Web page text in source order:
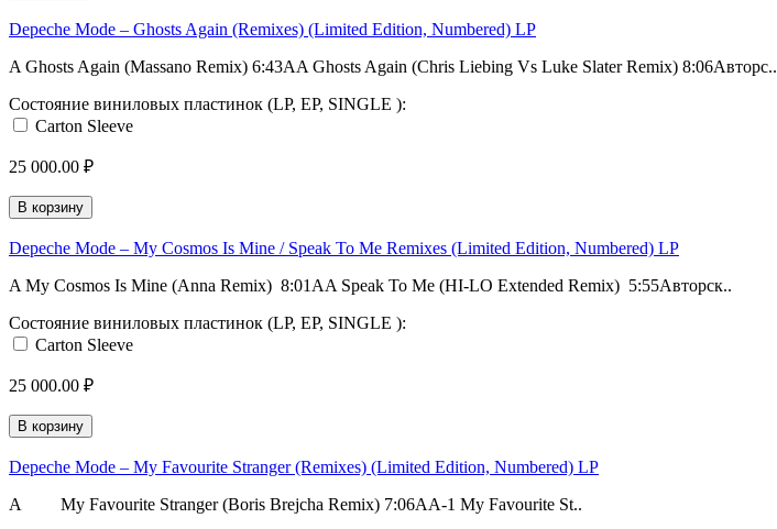
Depeche Mode – Ghosts Again (Remixes) (Limited Edition, Numbered) LP
A Ghosts Again (Massano Remix) 6:43AA Ghosts Again (Chris Liebing Vs Luke Slater Remix) 8:06Авторс..
Состояние виниловых пластинок (LP, EP, SINGLE ):
Carton Sleeve
25 000.00 ₽
В корзину
Depeche Mode – My Cosmos Is Mine / Speak To Me Remixes (Limited Edition, Numbered) LP
A My Cosmos Is Mine (Anna Remix) 8:01AA Speak To Me (HI-LO Extended Remix) 5:55Авторск..
Состояние виниловых пластинок (LP, EP, SINGLE ):
Carton Sleeve
25 000.00 ₽
В корзину
Depeche Mode – My Favourite Stranger (Remixes) (Limited Edition, Numbered) LP
A My Favourite Stranger (Boris Brejcha Remix) 7:06AA-1 My Favourite St..